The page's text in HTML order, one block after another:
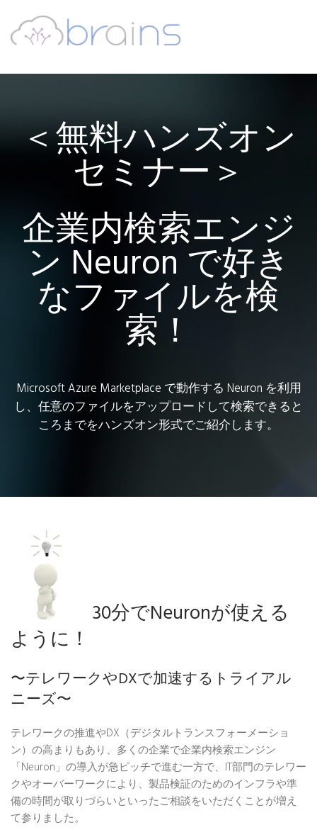
＜無料ハンズオン
セミナー＞
企業内検索エンジ
ン Neuron で好き
なファイルを検
索！
Microsoft Azure Marketplace で動作する Neuron を利用
し、任意のファイルをアップロードして検索できると
ころまでをハンズオン形式でご紹介します。
30分でNeuronが使える
ように！
〜テレワークやDXで加速するトライアル
ニーズ〜
テレワークの推進やDX（デジタルトランスフォーメーショ
ン）の高まりもあり、多くの企業で企業内検索エンジン
「Neuron」の導入が急ピッチで進む一方で、IT部門のテレワー
クやオーバーワークにより、製品検証のためのインフラや準
備の時間が取りづらいといったご相談をいただくことが増え
て参りました。